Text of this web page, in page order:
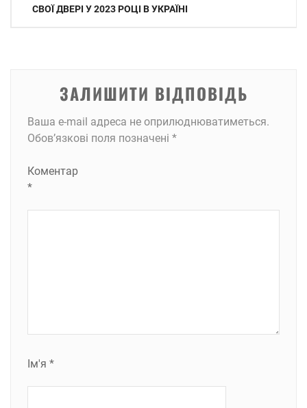
записів
СВОЇ ДВЕРІ У 2023 РОЦІ В УКРАЇНІ
ЗАЛИШИТИ ВІДПОВІДЬ
Ваша e-mail адреса не оприлюднюватиметься.
Обов’язкові поля позначені *
Коментар
*
Ім'я *